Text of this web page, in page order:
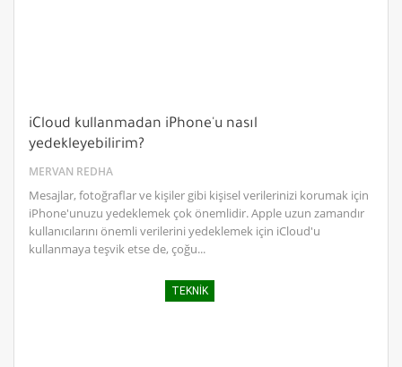
iCloud kullanmadan iPhone'u nasıl
yedekleyebilirim?
MERVAN REDHA
Mesajlar, fotoğraflar ve kişiler gibi kişisel verilerinizi korumak için
iPhone'unuzu yedeklemek çok önemlidir. Apple uzun zamandır
kullanıcılarını önemli verilerini yedeklemek için iCloud'u
kullanmaya teşvik etse de, çoğu...
TEKNIK